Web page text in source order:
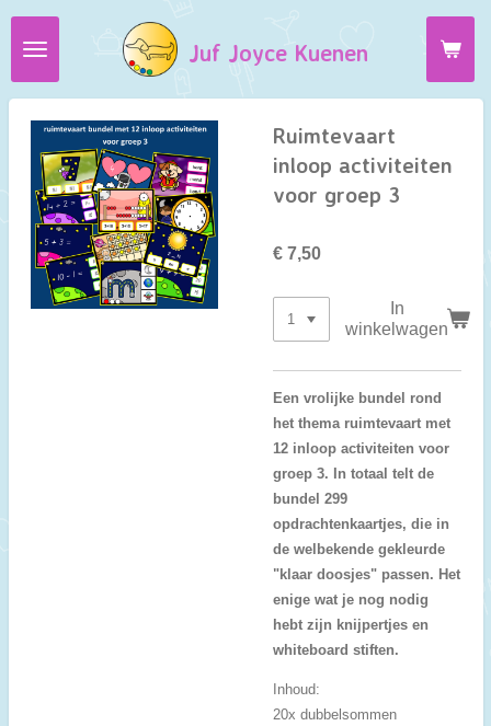
Ga
direct
de
hoofdinhoud
Juf Joyce Kuenen
Ruimtevaart
inloop activiteiten
voor groep 3
€ 7,50
In
winkelwagen
Een vrolijke bundel rond
het thema ruimtevaart met
12 inloop activiteiten voor
groep 3. In totaal telt de
bundel 299
opdrachtenkaartjes, die in
de welbekende gekleurde
"klaar doosjes" passen. Het
enige wat je nog nodig
hebt zijn knijpertjes en
whiteboard stiften.
Inhoud:
20x dubbelsommen